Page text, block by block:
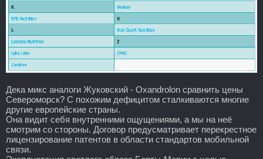
Дека микс аналоги Жуковский - Oxandrolon сравнить цены
Североморск? С похожим дефицитом сталкиваются многие
другие европейские страны.
Она видит себя внутренними ощущениями, а мы на неё
смотрим со стороны. Договор предусматривает перекрестное
лицензирование патентов в области стандартов мобильной
связи.